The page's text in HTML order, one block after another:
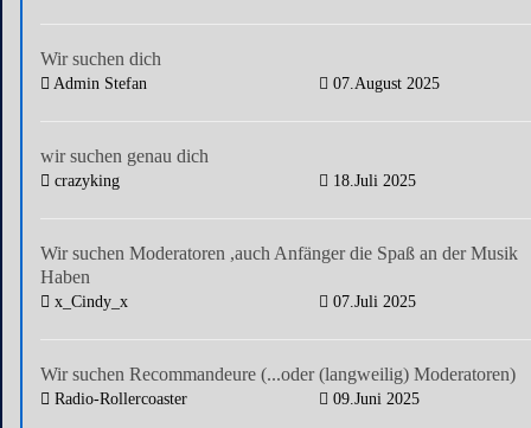
Wir suchen dich
Admin Stefan 07.August 2025
wir suchen genau dich
crazyking 18.Juli 2025
Wir suchen Moderatoren ,auch Anfänger die Spaß an der Musik
Haben
x_Cindy_x 07.Juli 2025
Wir suchen Recommandeure (...oder (langweilig) Moderatoren)
Radio-Rollercoaster 09.Juni 2025